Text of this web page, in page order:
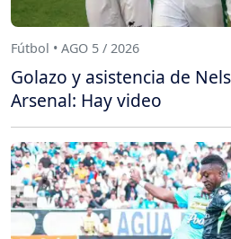
Fútbol • AGO 5 / 2026
Golazo y asistencia de
Arsenal: Hay video